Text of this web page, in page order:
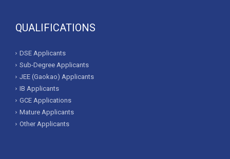
QUALIFICATIONS
DSE Applicants
Sub-Degree Applicants
JEE (Gaokao) Applicants
IB Applicants
GCE Applications
Mature Applicants
Other Applicants